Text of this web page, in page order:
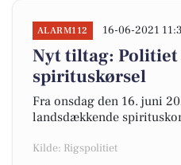
ALARM112 16-06-2021
Nyt tiltag:
spirituskørsel
Fra onsdag den 16. juni
landsdækkende
Kilde: Rigspolitiet